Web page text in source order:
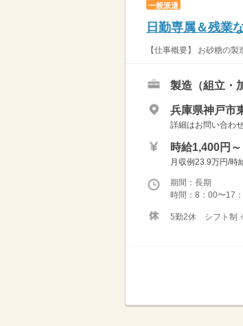
一般派遣
日勤専属＆残業
【仕事概要】 お砂糖の
製造（組立・
兵庫県神戸市
詳細はお問い合わ
時給1,400円～
月収例23.9万円/時
期間：長期
時間：8：00〜17
5勤2休 シフト制